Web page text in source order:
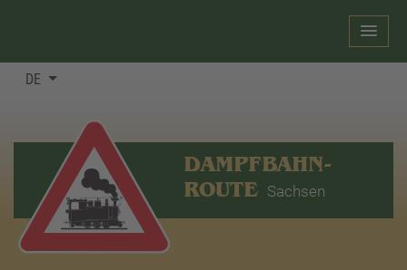
DE
DAMPFBAHN-
ROUTE Sachsen